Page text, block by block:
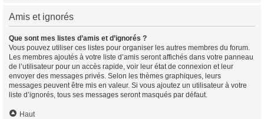
Amis et ignorés
Que sont mes listes d’amis et d’ignorés ?
Vous pouvez utiliser ces listes pour organiser les autres membres du forum.
Les membres ajoutés à votre liste d’amis seront affichés dans votre panneau
de l’utilisateur pour un accès rapide, voir leur état de connexion et leur
envoyer des messages privés. Selon les thèmes graphiques, leurs
messages peuvent être mis en valeur. Si vous ajoutez un utilisateur à votre
liste d’ignorés, tous ses messages seront masqués par défaut.
Haut